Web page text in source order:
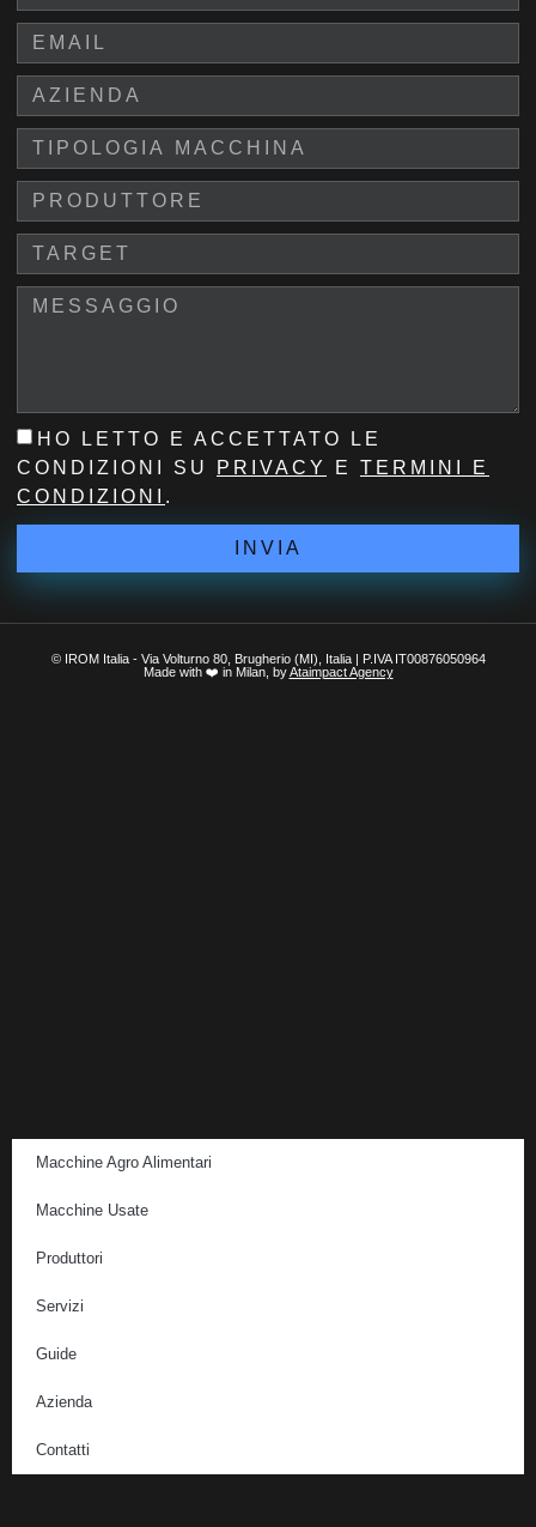
HO LETTO E ACCETTATO LE
CONDIZIONI SU
PRIVACY E TERMINI E
CONDIZIONI .
INVIA
© IROM Italia - Via Volturno 80, Brugherio (MI), Italia | P.IVA IT00876050964
Made with ❤️ in Milan, byAtaimpact Agency
Macchine Agro Alimentari
Macchine Usate
Produttori
Servizi
Guide
Azienda
Contatti